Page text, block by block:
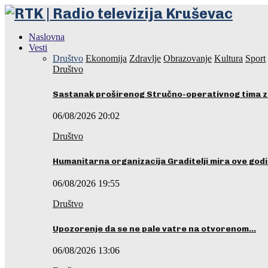
Naslovna
Vesti
Društvo Ekonomija Zdravlje Obrazovanje Kultura Sport
Društvo
Sastanak proširenog Stručno-operativnog tima
06/08/2026 20:02
Društvo
Humanitarna organizacija Graditelji mira ove
06/08/2026 19:55
Društvo
Upozorenje da se ne pale vatre na otvorenom…
06/08/2026 13:06